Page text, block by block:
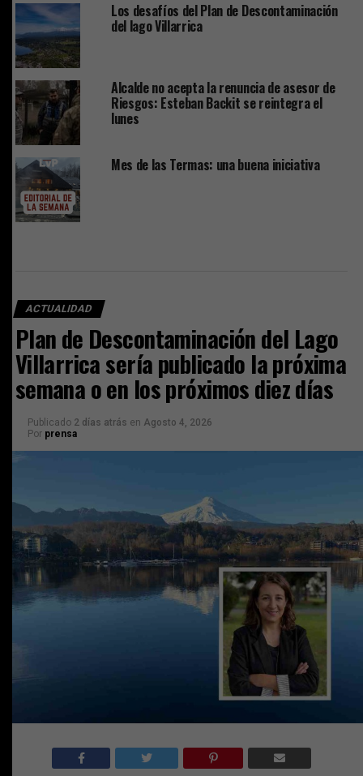
Los desafíos del Plan de Descontaminación
del lago Villarrica
Alcalde no acepta la renuncia de asesor de
Riesgos: Esteban Backit se reintegra el
lunes
Mes de las Termas: una buena iniciativa
ACTUALIDAD
Plan de Descontaminación del Lago
Villarrica sería publicado la próxima
semana o en los próximos diez días
Publicado 2 días atrás en Agosto 4, 2026
Por prensa